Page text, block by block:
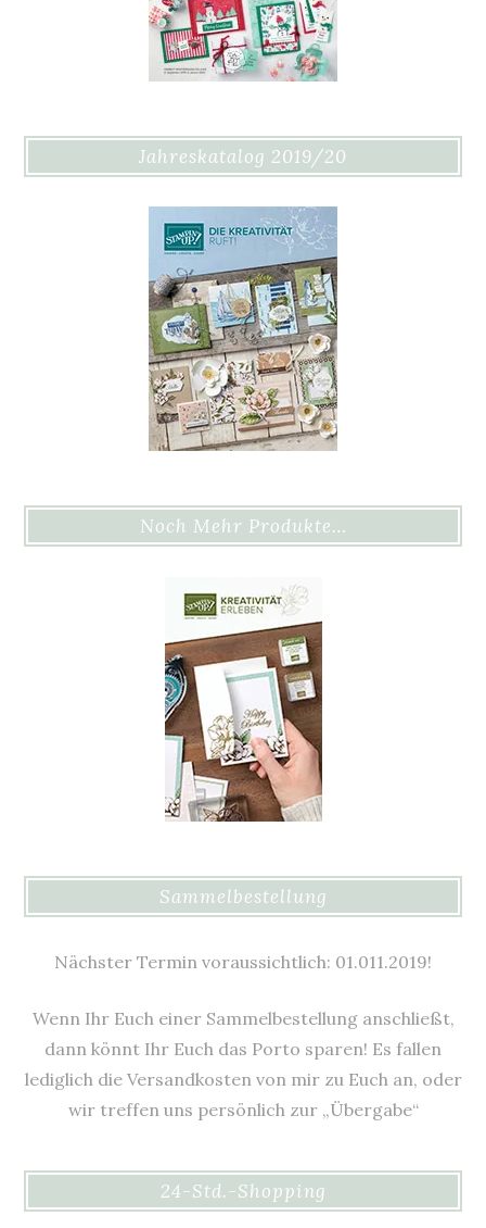
Jahreskatalog 2019/20
Noch Mehr Produkte…
Sammelbestellung
Nächster Termin voraussichtlich: 01.011.2019!
Wenn Ihr Euch einer Sammelbestellung anschließt,
dann könnt Ihr Euch das Porto sparen! Es fallen
lediglich die Versandkosten von mir zu Euch an, oder
wir treffen uns persönlich zur „Übergabe“
24-Std.-Shopping